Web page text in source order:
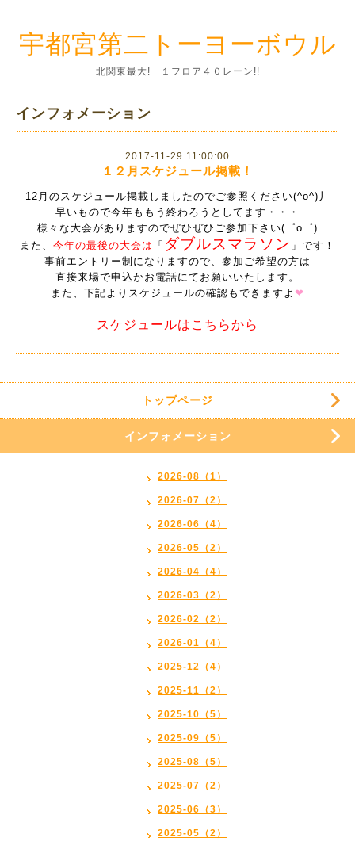
宇都宮第二トーヨーボウル
北関東最大! １フロア４０レーン!!
インフォメーション
2017-11-29 11:00:00
１２月スケジュール掲載！
12月のスケジュール掲載しましたのでご参照ください(^o^)丿
早いもので今年ももう終わろうとしてます・・・
様々な大会がありますのでぜひぜひご参加下さい(゜o゜)
また、 今年の最後の大会は 「 ダブルスマラソン 」です！
事前エントリー制になりますので、参加ご希望の方は
直接来場で申込かお電話にてお願いいたします。
また、下記よりスケジュールの確認もできますよ ❤
スケジュールはこちらから
トップページ
インフォメーション
2026-08（1）
2026-07（2）
2026-06（4）
2026-05（2）
2026-04（4）
2026-03（2）
2026-02（2）
2026-01（4）
2025-12（4）
2025-11（2）
2025-10（5）
2025-09（5）
2025-08（5）
2025-07（2）
2025-06（3）
2025-05（2）